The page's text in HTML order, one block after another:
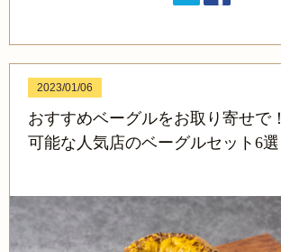
2023/01/06
おすすめベーグルをお取り寄せで
可能な人気店のベーグルセット6選